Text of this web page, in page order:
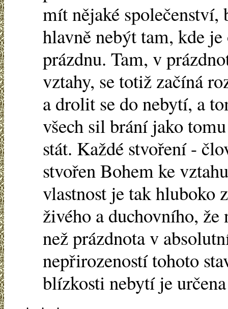
mít nějaké
hlavně nebýt tam, kde
prázdnu. Tam, v
vztahy, se totiž začíná
a drolit se do nebytí, a
všech sil brání jako
stát. Každé stvoření -
stvořen Bohem ke
vlastnost je tak hluboko
živého a duchovního,
než prázdnota v
nepřirozeností tohoto
blízkosti nebytí je